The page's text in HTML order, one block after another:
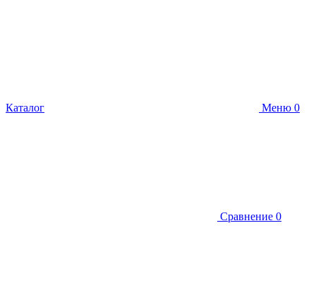
Каталог Меню 0
Сравнение 0